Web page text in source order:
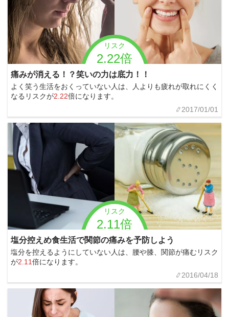
リスク
2.22倍
痛みが消える！？笑いの力は底力！！
よく笑う生活をおくっていない人は、人よりも疲れが取れにくく
なるリスクが2.22倍になります。
2017/01/01
リスク
2.11倍
塩分控えめ食生活で関節の痛みを予防しよう
塩分を控えるようにしていない人は、腰や膝、関節が痛むリスク
が2.11倍になります。
2016/04/18